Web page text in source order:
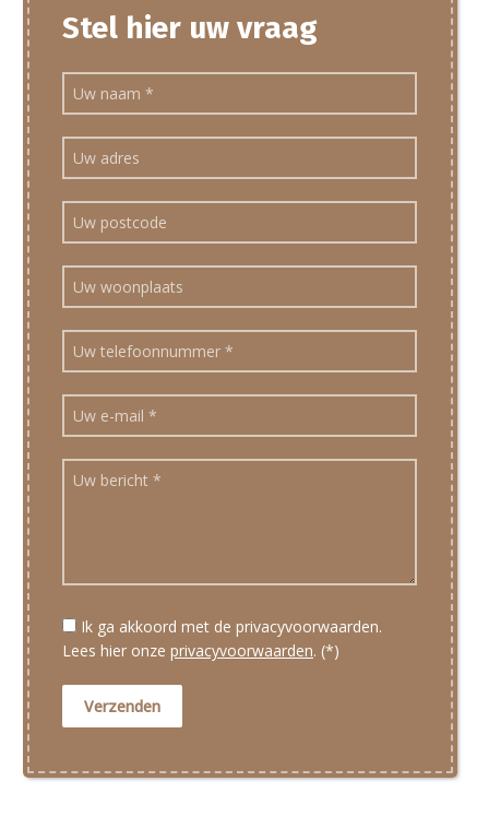
Stel hier uw vraag
Ik ga akkoord met de privacyvoorwaarden.
Lees hier onze privacyvoorwaarden. (*)